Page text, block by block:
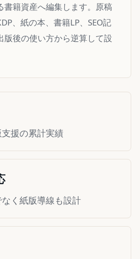
書籍資産へ編集します。原稿
、紙の本、書籍LP、SEO記
版後の使い方から逆算して設
援の累計実績
く紙版導線も設計